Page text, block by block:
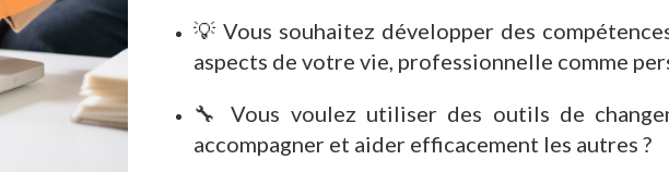
💡 Vous souhaitez développer des
aspects de votre vie, professionnelle comme
🔧 Vous voulez utiliser des outils de
accompagner et aider efficacement les autres ?